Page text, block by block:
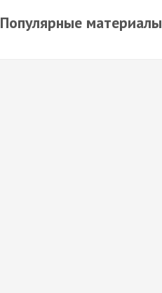
Популярные материалы